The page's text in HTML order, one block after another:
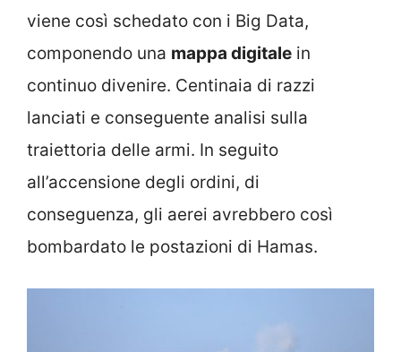
viene così schedato con i Big Data,
componendo una mappa digitale in
continuo divenire. Centinaia di razzi
lanciati e conseguente analisi sulla
traiettoria delle armi. In seguito
all’accensione degli ordini, di
conseguenza, gli aerei avrebbero così
bombardato le postazioni di Hamas.